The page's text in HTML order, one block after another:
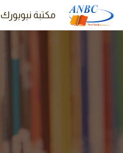
مكتبة نيويورك